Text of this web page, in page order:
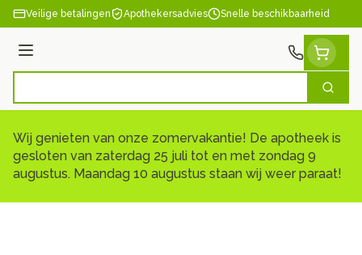
Ga naar de inhoud
Veilige betalingen Apothekersadvies Snelle beschikbaarheid
Menu
Zoek
Wij genieten van onze zomervakantie! De apotheek is
gesloten van zaterdag 25 juli tot en met zondag 9
augustus. Maandag 10 augustus staan wij weer paraat!